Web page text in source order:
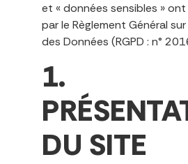
et « données sensibles »
par le Règlement Général
des Données (RGPD : n°
1.
DU SITE